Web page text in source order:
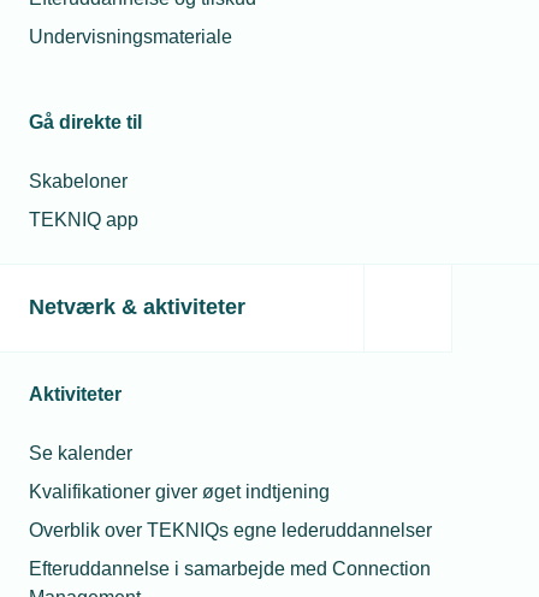
Undervisningsmateriale
Gå direkte til
Skabeloner
TEKNIQ app
Netværk & aktiviteter
Aktiviteter
Se kalender
Kvalifikationer giver øget indtjening
Overblik over TEKNIQs egne lederuddannelser
Efteruddannelse i samarbejde med Connection
Køl og ventilation
Ventilation
CE-mærkning
ISO for produktionsvirksomheder
Fri adgang til at benytte standarden DS
1140:2019